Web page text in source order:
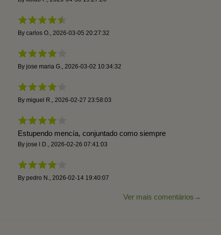
By carlos O. 2026-03-05 20:27:32
By jose maria G. 2026-03-02 10:34:32
By miguel R. 2026-02-27 23:58:03
Estupendo mencía, conjuntado como siempre
By jose l D. 2026-02-26 07:41:03
By pedro N. 2026-02-14 19:40:07
Ver mais comentários